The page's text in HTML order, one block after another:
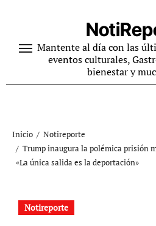
contenidoMantente al día con las
eventos culturales,
bienestar y
Inicio
Notireporte
Trump inaugura la polémica prisión
«La única salida es la deportación»
Notireporte